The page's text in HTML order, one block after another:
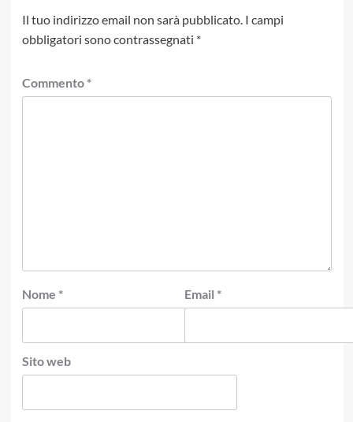
Il tuo indirizzo email non sarà pubblicato. I campi
obbligatori sono contrassegnati *
Commento *
Nome * Email *
Sito web